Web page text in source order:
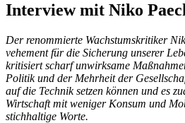
Interview mit Niko
Der renommierte Wachstumskritiker
vehement für die Sicherung unserer
kritisiert scharf unwirksame
Politik und der Mehrheit der
auf die Technik setzen können und es
Wirtschaft mit weniger Konsum und
stichhaltige Worte.